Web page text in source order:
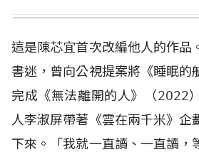
這是陳芯宜首次改編他人的作品
書迷，曾向公視提案將《睡眠的
完成《無法離開的人》（2022
人李淑屏帶著《雲在兩千米》企
下來。「我就一直讀、一直讀，